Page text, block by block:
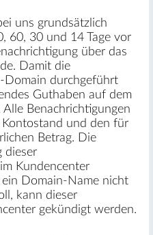
uns grundsätzlich
60, 30 und 14 Tage vor
über das
Damit die
Domain durchgeführt
Guthaben auf dem
Benachrichtigungen
und den für
Betrag. Die
dieser
Kundencenter
Domain-Name nicht
kann dieser
gekündigt werden.